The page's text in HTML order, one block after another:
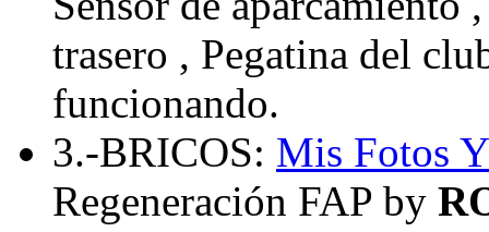
trasero , Pegatina del
funcionando.
3.-BRICOS: Mis Fotos
Regeneración FAP by